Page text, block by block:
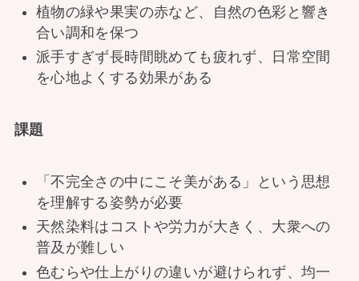
植物の緑や果実の赤など、自然の色彩と響き
合い調和を保つ
派手すぎず長時間眺めても疲れず、日常空間
を心地よくする効果がある
課題
「不完全さの中にこそ美がある」という思想
を理解する姿勢が必要
天然染料はコストや労力が大きく、大衆への
普及が難しい
色むらや仕上がりの違いが避けられず、均一